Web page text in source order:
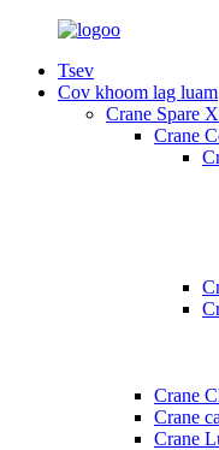
Tsev
Cov khoom lag luam
Crane Spare
Crane
Crane
Crane
Crane